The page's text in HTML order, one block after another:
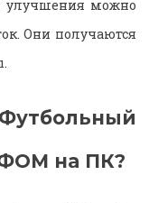
улучшения можно
Они получаются
на ПК?